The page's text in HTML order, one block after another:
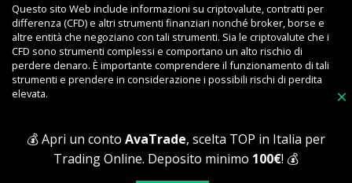
×
💰 Apri un conto AvaTrade, scelta TOP in Italia per
Trading Online. Deposito minimo 100€! 💰
Questo sito Web include informazioni su criptovalute, contratti per
differenza (CFD) e altri strumenti finanziari nonché broker, borse e
altre entità che negoziano con tali strumenti. Sia le criptovalute che i
CFD sono strumenti complessi e comportano un alto rischio di
perdere denaro. È importante comprendere il funzionamento di tali
strumenti e prendere in considerazione i possibili rischi di perdita
elevata.
Copyright © 2023 Toptrading.org - Edito da ViboBet - Sede legale: Via
Ipponium 8 - 89853 San Gregorio D'Ippona (VV) - P.IVA 03393810795 -